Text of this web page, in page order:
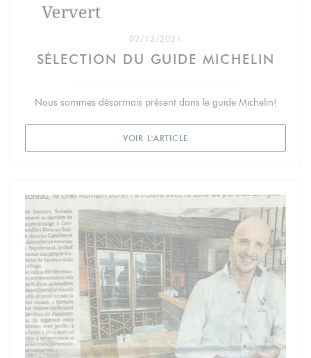
02/12/2021
SÉLECTION DU GUIDE MICHELIN
Nous sommes désormais présent dans le guide Michelin!
VOIR L'ARTICLE